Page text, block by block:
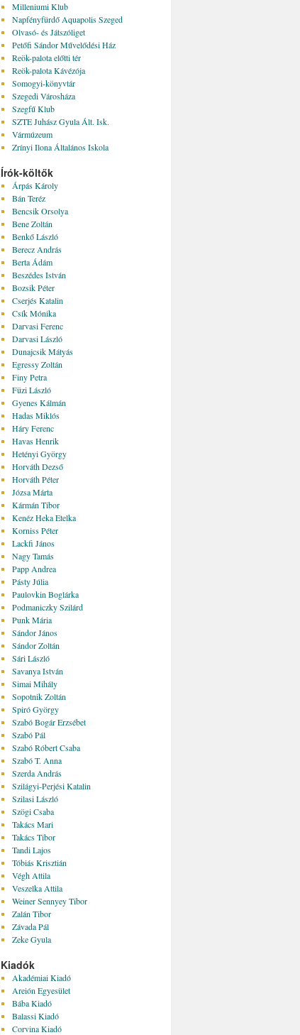
Milleniumi Klub
Napfényfürdő Aquapolis Szeged
Olvasó- és Játszóliget
Petőfi Sándor Művelődési Ház
Reök-palota előtti tér
Reök-palota Kávézója
Somogyi-könyvtár
Szegedi Városháza
Szegfű Klub
SZTE Juhász Gyula Ált. Isk.
Vármúzeum
Zrínyi Ilona Általános Iskola
Írók-költők
Árpás Károly
Bán Teréz
Bencsik Orsolya
Bene Zoltán
Benkő László
Berecz András
Berta Ádám
Beszédes István
Bozsik Péter
Cserjés Katalin
Csík Mónika
Darvasi Ferenc
Darvasi László
Dunajcsik Mátyás
Egressy Zoltán
Finy Petra
Füzi László
Gyenes Kálmán
Hadas Miklós
Háry Ferenc
Havas Henrik
Hetényi György
Horváth Dezső
Horváth Péter
Józsa Márta
Kármán Tibor
Kenéz Heka Etelka
Korniss Péter
Lackfi János
Nagy Tamás
Papp Andrea
Pásty Júlia
Paulovkin Boglárka
Podmaniczky Szilárd
Punk Mária
Sándor János
Sándor Zoltán
Sári László
Savanya István
Simai Mihály
Sopotnik Zoltán
Spiró György
Szabó Bogár Erzsébet
Szabó Pál
Szabó Róbert Csaba
Szabó T. Anna
Szerda András
Szilágyi-Perjési Katalin
Szilasi László
Szögi Csaba
Takács Mari
Takács Tibor
Tandi Lajos
Tóbiás Krisztián
Végh Attila
Veszelka Attila
Weiner Sennyey Tibor
Zalán Tibor
Závada Pál
Zeke Gyula
Kiadók
Akadémiai Kiadó
Areión Egyesület
Bába Kiadó
Balassi Kiadó
Corvina Kiadó